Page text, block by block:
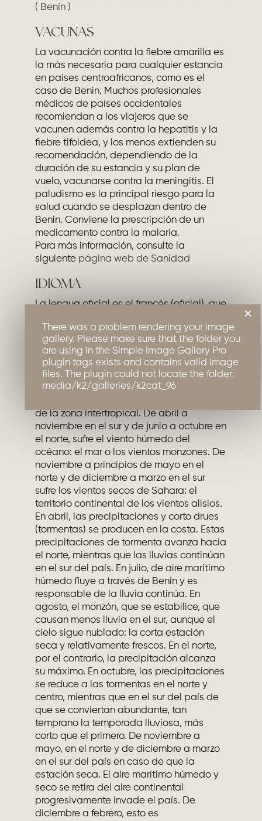
×
There was a problem rendering your image
gallery. Please make sure that the folder you
are using in the Simple Image Gallery Pro
plugin tags exists and contains valid image
files. The plugin could not locate the folder:
media/k2/galleries/k2cat_96
( Benín )
VACUNAS
La vacunación contra la fiebre amarilla es
la más necesaria para cualquier estancia
en países centroafricanos, como es el
caso de Benin. Muchos profesionales
médicos de países occidentales
recomiendan a los viajeros que se
vacunen además contra la hepatitis y la
fiebre tifoidea, y los menos extienden su
recomendación, dependiendo de la
duración de su estancia y su plan de
vuelo, vacunarse contra la meningitis. El
paludismo es la principal riesgo para la
salud cuando se desplazan dentro de
Benin. Conviene la prescripción de un
medicamento contra la malaria.
Para más información, consulte la
siguiente página web de Sanidad
IDIOMA
La lengua oficial es el francés (oficial), que
yoruba, adja, houeda o fulfulde.
CLIMA
Su ubicación en latitud (entre los 6 ° 30 ‘y
12 ° 30′ de latitud norte), Benin pertenece
de la zona intertropical. De abril a
noviembre en el sur y de junio a octubre en
el norte, sufre el viento húmedo del
océano: el mar o los vientos monzones. De
noviembre a principios de mayo en el
norte y de diciembre a marzo en el sur
sufre los vientos secos de Sahara: el
territorio continental de los vientos alisios.
En abril, las precipitaciones y corto drues
(tormentas) se producen en la costa. Estas
precipitaciones de tormenta avanza hacia
el norte, mientras que las lluvias continúan
en el sur del país. En julio, de aire marítimo
húmedo fluye a través de Benin y es
responsable de la lluvia continúa. En
agosto, el monzón, que se estabilice, que
causan menos lluvia en el sur, aunque el
cielo sigue nublado: la corta estación
seca y relativamente frescos. En el norte,
por el contrario, la precipitación alcanza
su máximo. En octubre, las precipitaciones
se reduce a las tormentas en el norte y
centro, mientras que en el sur del país de
que se conviertan abundante, tan
temprano la temporada lluviosa, más
corto que el primero. De noviembre a
mayo, en el norte y de diciembre a marzo
en el sur del país en caso de que la
estación seca. El aire marítimo húmedo y
seco se retira del aire continental
progresivamente invade el país. De
diciembre a febrero, esto es